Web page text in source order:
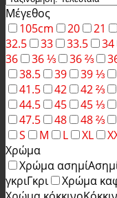
Μέγεθος
105cm
20 21
32.5
33 33.5 34
36
36 ⅓ 36 ⅔
38.5
39 39 ⅓
41.5
42 42 ⅔
44.5
45 45 ⅓
47.5
48 48 ⅔
S
M L XL
Χρώμα
Χρώμα ασημί
γκριΓκρι Χρώμα